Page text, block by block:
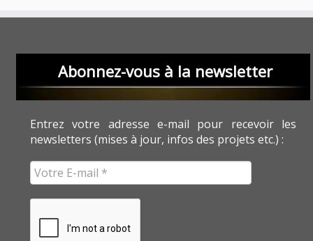
Abonnez-vous à la newsletter
Entrez votre adresse e-mail pour recevoir les
newsletters (mises à jour, infos des projets etc.) :